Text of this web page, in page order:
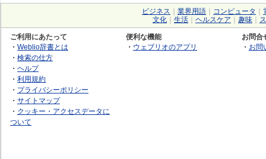
ビジネス 業界用語 コンピュータ
文化
生活 ヘルスケア 趣味
ご利用にあたって
・ Weblio辞書とは
・ 検索の仕方
・ ヘルプ
・ 利用規約
・ プライバシーポリシー
・ サイトマップ
・ クッキー・アクセスデータに
ついて
便利な機能
・ ウェブリオのアプリ
お問合
・ お問